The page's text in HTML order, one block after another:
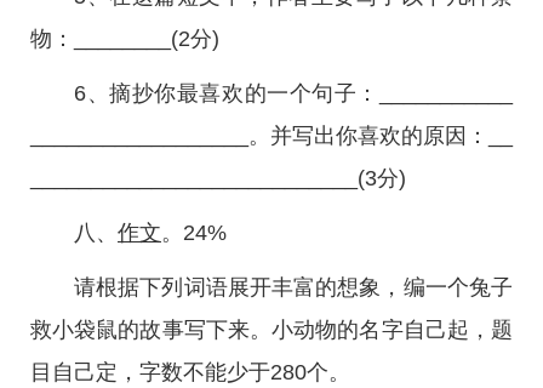
物：________(2分)
6、摘抄你最喜欢的一个句子：___________
__________________。并写出你喜欢的原因：__
___________________________(3分)
八、 作文。24%
请根据下列词语展开丰富的想象，编一个兔子
救小袋鼠的故事写下来。小动物的名字自己起，题
目自己定，字数不能少于280个。